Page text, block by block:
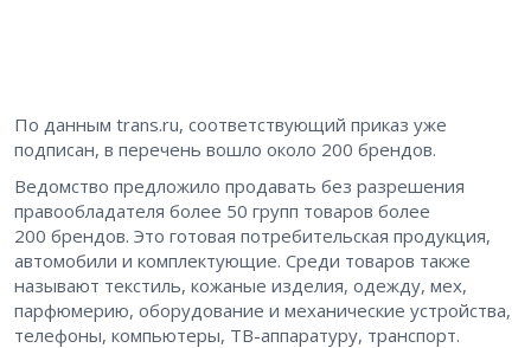
По данным trans.ru, соответствующий приказ уже
подписан, в перечень вошло около 200 брендов.
Ведомство предложило продавать без разрешения
правообладателя более 50 групп товаров более
200 брендов. Это готовая потребительская продукция,
автомобили и комплектующие. Среди товаров также
называют текстиль, кожаные изделия, одежду, мех,
парфюмерию, оборудование и механические устройства,
телефоны, компьютеры, ТВ-аппаратуру, транспорт.